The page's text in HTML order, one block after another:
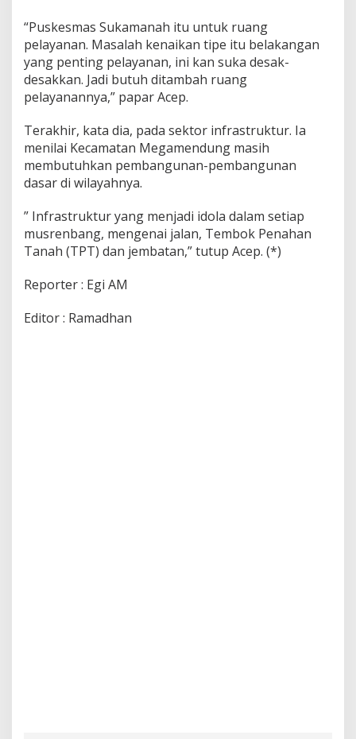
“Puskesmas Sukamanah itu untuk ruang
pelayanan. Masalah kenaikan tipe itu belakangan
yang penting pelayanan, ini kan suka desak-
desakkan. Jadi butuh ditambah ruang
pelayanannya,” papar Acep.
Terakhir, kata dia, pada sektor infrastruktur. Ia
menilai Kecamatan Megamendung masih
membutuhkan pembangunan-pembangunan
dasar di wilayahnya.
” Infrastruktur yang menjadi idola dalam setiap
musrenbang, mengenai jalan, Tembok Penahan
Tanah (TPT) dan jembatan,” tutup Acep. (*)
Reporter : Egi AM
Editor : Ramadhan